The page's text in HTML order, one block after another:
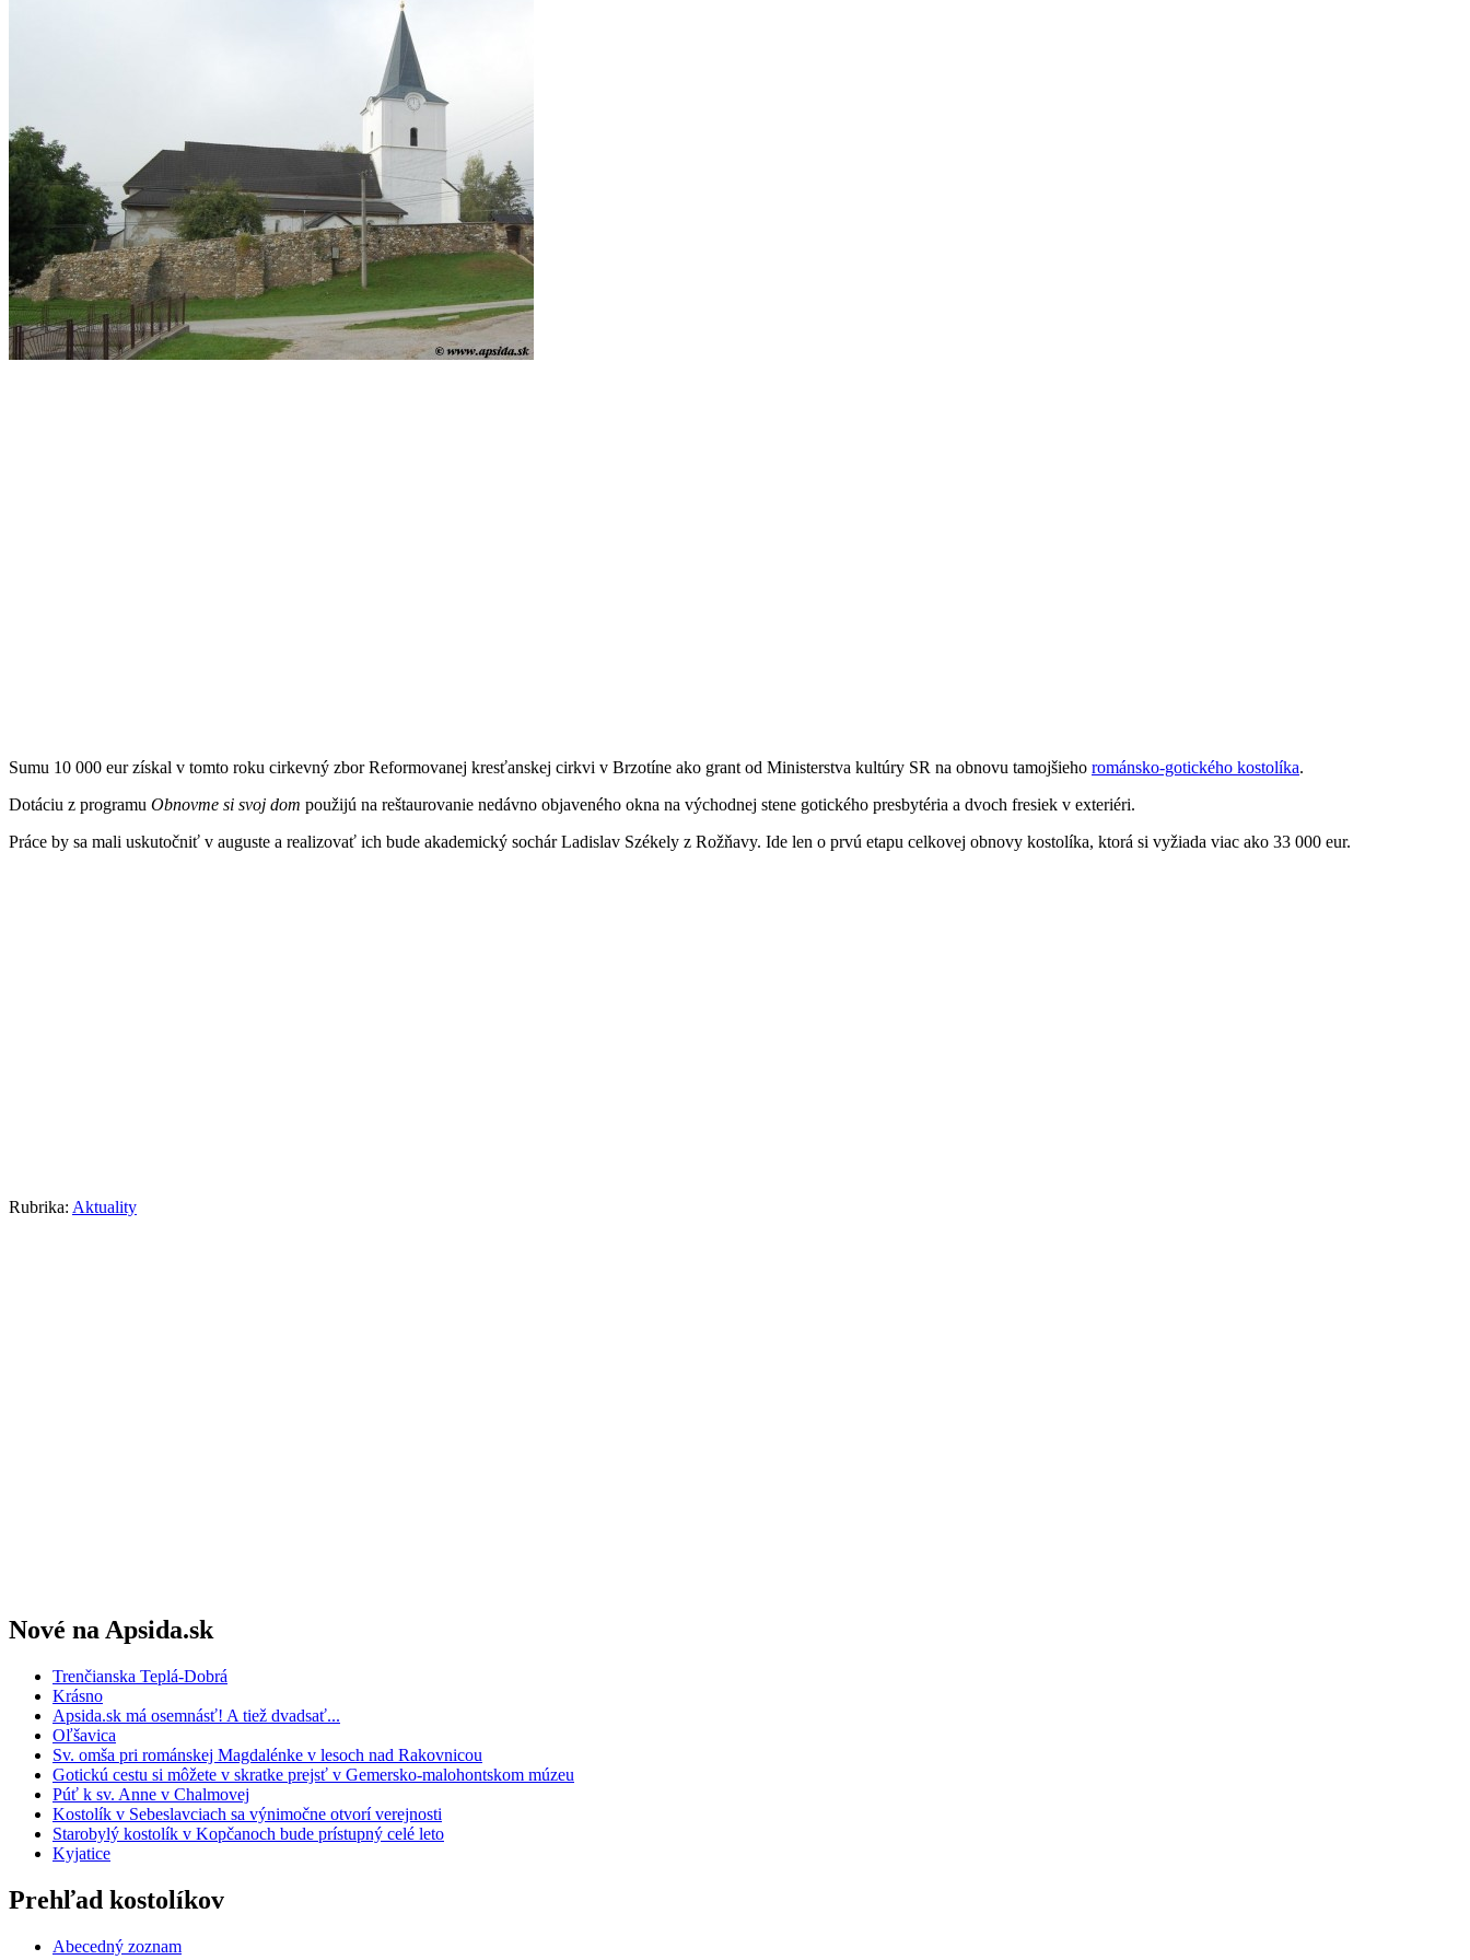
Sumu 10 000 eur získal v tomto roku cirkevný zbor Reformovanej kresťanskej cirkvi v Brzotíne ako grant od Ministerstva kultúry SR na obnovu tamojšieho románsko-gotického kostolíka.
Dotáciu z programu Obnovme si svoj dom použijú na reštaurovanie nedávno objaveného okna na východnej stene gotického presbytéria a dvoch fresiek v exteriéri.
Práce by sa mali uskutočniť v auguste a realizovať ich bude akademický sochár Ladislav Székely z Rožňavy. Ide len o prvú etapu celkovej obnovy kostolíka, ktorá si vyžiada viac ako 33 000 eur.
Rubrika: Aktuality
Nové na Apsida.sk
Trenčianska Teplá-Dobrá
Krásno
Apsida.sk má osemnásť! A tiež dvadsať...
Oľšavica
Sv. omša pri románskej Magdalénke v lesoch nad Rakovnicou
Gotickú cestu si môžete v skratke prejsť v Gemersko-malohontskom múzeu
Púť k sv. Anne v Chalmovej
Kostolík v Sebeslavciach sa výnimočne otvorí verejnosti
Starobylý kostolík v Kopčanoch bude prístupný celé leto
Kyjatice
Prehľad kostolíkov
Abecedný zoznam